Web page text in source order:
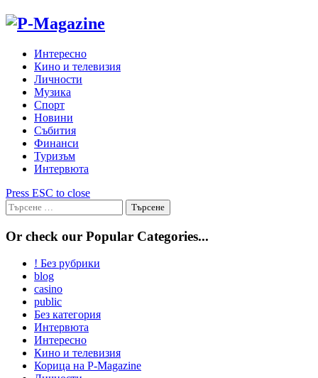
Skip
Интересно
Кино и телевизия
Личности
Музика
Спорт
Новини
Събития
Финанси
Туризъм
Интервюта
Press ESC to close
Търсене
за:
Or check our Popular Categories...
! Без рубрики
blog
casino
public
Без категория
Интервюта
Интересно
Кино и телевизия
Корица на P-Magazine